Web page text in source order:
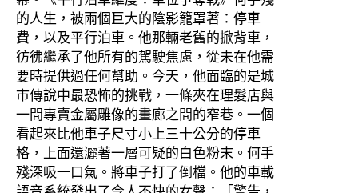
的人生，被兩個巨大的陰影籠罩著：停車
費，以及平行泊車。他那輛老舊的掀背車，
彷彿繼承了他所有的駕駛焦慮，從未在他需
要時提供過任何幫助。今天，他面臨的是城
市傳說中最恐怖的挑戰，一條夾在理髮店與
一間專賣金屬雕像的畫廊之間的窄巷。一個
看起來比他車子尺寸小上三十公分的停車
格，上面還灑著一層可疑的白色粉末。何手
殘深吸一口氣。將車子打了倒檔。他的車載